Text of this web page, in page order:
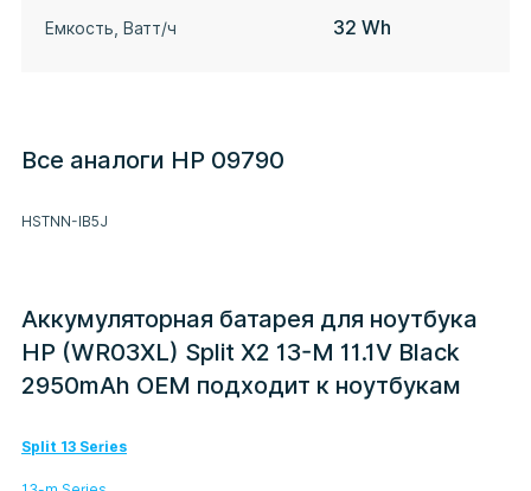
Емкость, Ватт/ч 32 Wh
Все аналоги HP 09790
HSTNN-IB5J
Аккумуляторная батарея для ноутбука
HP (WR03XL) Split X2 13-M 11.1V Black
2950mAh OEM подходит к ноутбукам
Split 13 Series